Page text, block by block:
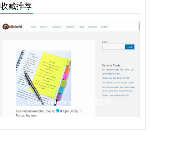
收藏推荐
GoldenGatePark|金门公园官网